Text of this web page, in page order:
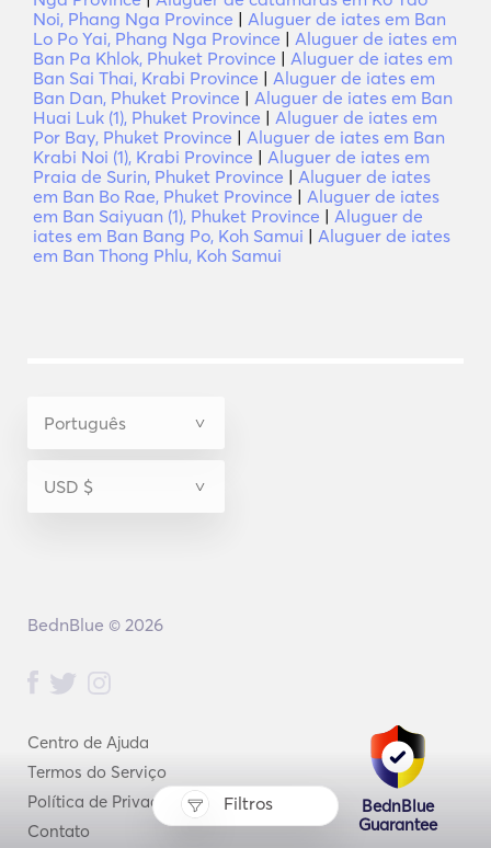
Filtros
Noi, Phang Nga Province | Aluguer de iates em Ban
Lo Po Yai, Phang Nga Province | Aluguer de iates em
Ban Pa Khlok, Phuket Province | Aluguer de iates em
Ban Sai Thai, Krabi Province | Aluguer de iates em
Ban Dan, Phuket Province | Aluguer de iates em Ban
Huai Luk (1), Phuket Province | Aluguer de iates em
Por Bay, Phuket Province | Aluguer de iates em Ban
Krabi Noi (1), Krabi Province | Aluguer de iates em
Praia de Surin, Phuket Province | Aluguer de iates
em Ban Bo Rae, Phuket Province | Aluguer de iates
em Ban Saiyuan (1), Phuket Province | Aluguer de
iates em Ban Bang Po, Koh Samui | Aluguer de iates
em Ban Thong Phlu, Koh Samui
Centro de Ajuda
Termos do Serviço
Política de Privacidade
Contato
BednBlue
Guarantee
BednBlue © 2026